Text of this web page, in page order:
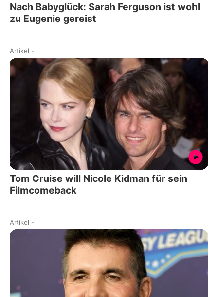
Nach Babyglück: Sarah Ferguson ist wohl
zu Eugenie gereist
Artikel -
Tom Cruise will Nicole Kidman für sein
Filmcomeback
Artikel -